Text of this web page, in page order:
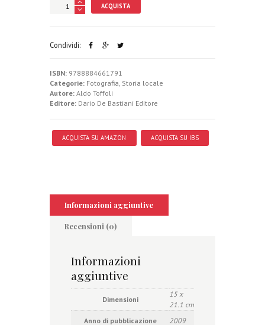
ACQUISTA
Condividi:
ISBN: 9788884661791
Categorie: Fotografia, Storia locale
Autore: Aldo Toffoli
Editore: Dario De Bastiani Editore
ACQUISTA SU AMAZON ACQUISTA SU IBS
Informazioni aggiuntive
Recensioni (0)
Informazioni
aggiuntive
Dimensioni
15 x
21.1 cm
Anno di pubblicazione
2009